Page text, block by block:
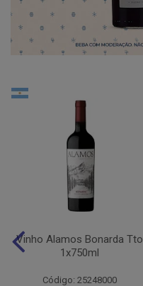
Vinho Alamos Bonarda Tto
1x750ml
Código: 25248000